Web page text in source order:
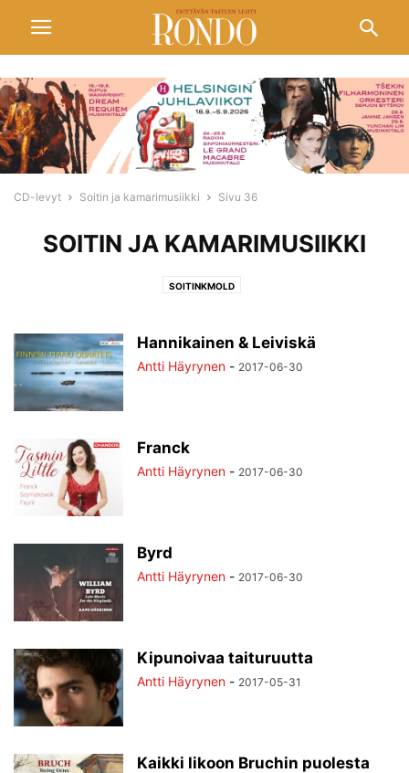
CD-levyt Soitin ja kamarimusiikki Sivu 36
SOITIN JA KAMARIMUSIIKKI
SOITINKMOLD
Hannikainen & Leiviskä
Antti Häyrynen - 2017-06-30
Franck
Antti Häyrynen - 2017-06-30
Byrd
Antti Häyrynen - 2017-06-30
Kipunoivaa taituruutta
Antti Häyrynen - 2017-05-31
Kaikki likoon Bruchin puolesta